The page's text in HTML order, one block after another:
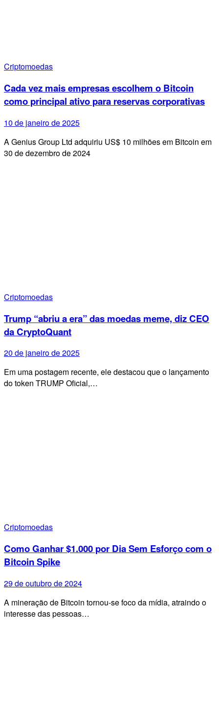
Criptomoedas
Cada vez mais empresas escolhem o Bitcoin
como principal ativo para reservas corporativas
10 de janeiro de 2025
A Genius Group Ltd adquiriu US$ 10 milhões em Bitcoin em
30 de dezembro de 2024
Criptomoedas
Trump “abriu a era” das moedas meme, diz CEO
da CryptoQuant
20 de janeiro de 2025
Em uma postagem recente, ele destacou que o lançamento
do token TRUMP Oficial,…
Criptomoedas
Como Ganhar $1.000 por Dia Sem Esforço com o
Bitcoin Spike
29 de outubro de 2024
A mineração de Bitcoin tornou-se foco da mídia, atraindo o
interesse das pessoas…